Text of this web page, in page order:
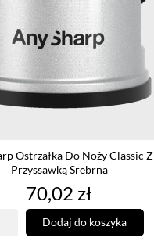
Ostrzałka Do Noży Classic Z
Przyssawką Srebrna
Cena
70,02 zł
Dodaj do koszyka